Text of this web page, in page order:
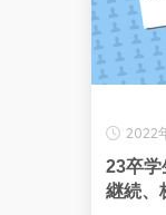
2022
23卒学
継続、